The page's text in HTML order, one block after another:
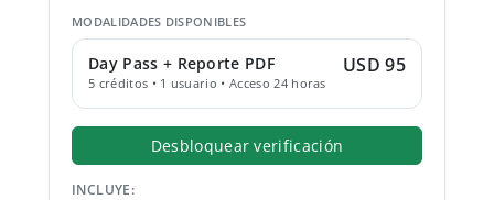
MODALIDADES DISPONIBLES
Day Pass + Reporte PDF
5 créditos • 1 usuario • Acceso 24 horas
USD 95
Desbloquear verificación
INCLUYE: